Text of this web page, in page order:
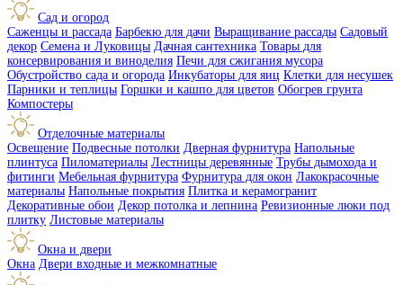
Сад и огород
Саженцы и рассада Барбекю для дачи Выращивание рассады Садовый
декор Семена и Луковицы Дачная сантехника Товары для
консервирования и виноделия Печи для сжигания мусора
Обустройство сада и огорода Инкубаторы для яиц Клетки для несушек
Парники и теплицы Горшки и кашпо для цветов Обогрев грунта
Компостеры
Отделочные материалы
Освещение Подвесные потолки Дверная фурнитура Напольные
плинтуса Пиломатериалы Лестницы деревянные Трубы дымохода и
фитинги Мебельная фурнитура Фурнитура для окон Лакокрасочные
материалы Напольные покрытия Плитка и керамогранит
Декоративные обои Декор потолка и лепнина Ревизионные люки под
плитку Листовые материалы
Окна и двери
Окна Двери входные и межкомнатные